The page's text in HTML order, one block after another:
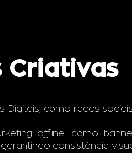
Criativas
Digitais, como redes
offline, como
consistência